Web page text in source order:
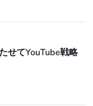
せてYouTube戦略